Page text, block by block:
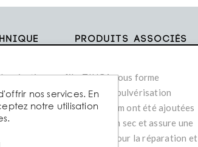
Produits associés
par film ZINGA sous forme
Afin de s'assurer que la pulvérisation
des paillettes d'aluminium ont été ajoutées
92% de zinc dans le film sec et assure une
est idéal pour la réparation et
nos services. En
notre utilisation